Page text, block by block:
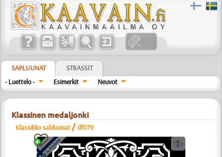
SAPLUUNAT
STRASSIT
- Luettelo -
Esimerkit Neuvot
Klassinen medaljonki
Klassikko sabluunat /df079
a